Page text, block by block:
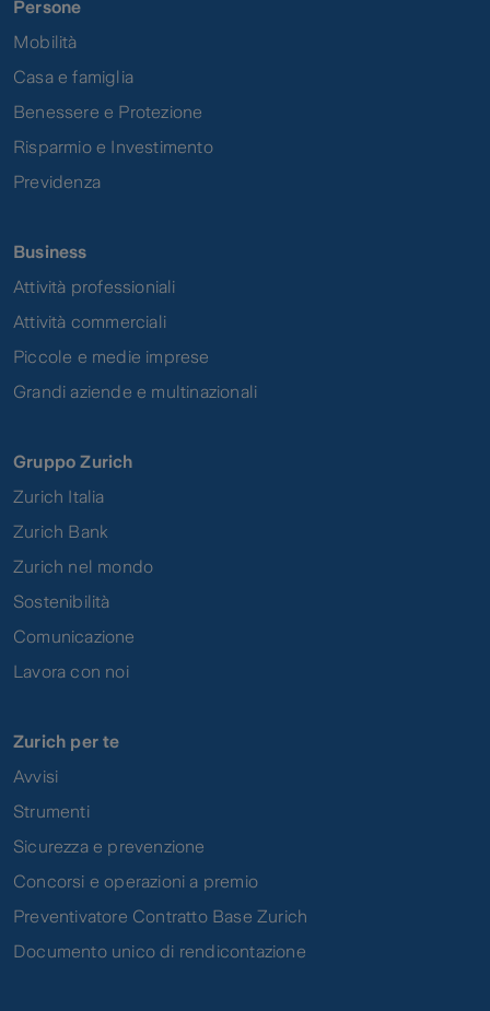
Persone
Mobilità
Casa e famiglia
Benessere e Protezione
Risparmio e Investimento
Previdenza
Business
Attività professioniali
Attività commerciali
Piccole e medie imprese
Grandi aziende e multinazionali
Gruppo Zurich
Zurich Italia
Zurich Bank
Zurich nel mondo
Sostenibilità
Comunicazione
Lavora con noi
Zurich per te
Avvisi
Strumenti
Sicurezza e prevenzione
Concorsi e operazioni a premio
Preventivatore Contratto Base Zurich
Documento unico di rendicontazione